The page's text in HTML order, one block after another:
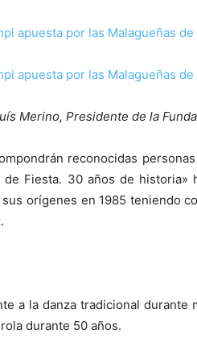
Merino, Presidente de la
reconocidas
de Fiesta. 30 años de
sus orígenes en 1985 teniendo
a la danza tradicional
durante 50 años.